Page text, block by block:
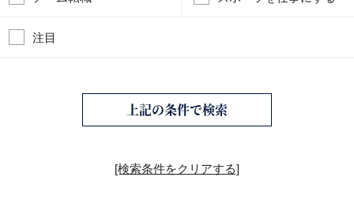
注目
上記の条件で検索
[検索条件をクリアする]